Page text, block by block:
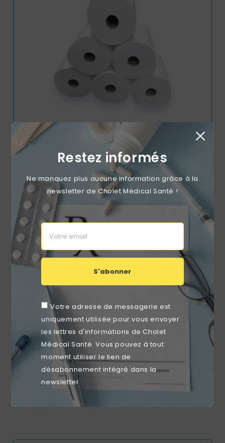
Restez informés
Ne manquez plus aucune information grâce à la
newsletter de Cholet Médical Santé !
S'abonner
Votre adresse de messagerie est
uniquement utilisée pour vous envoyer
les lettres d'informations de Cholet
Médical Santé. Vous pouvez à tout
moment utiliser le lien de
désabonnement intégré dans la
newsletter.
Essuie-Mains Pure Ouate Gaufré Blanc 2x20g/m² - Pack
De 6 Rouleaux - 2 Plis - 140m En Continu - Largeur 20cm
31,99 €
favorite_border
Draps D’Examen Plastifiés Bleus LCH 50x38 Cm – 68 M –
Carton De 6 Rouleaux